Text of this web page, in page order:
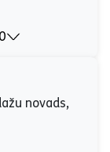
novads,